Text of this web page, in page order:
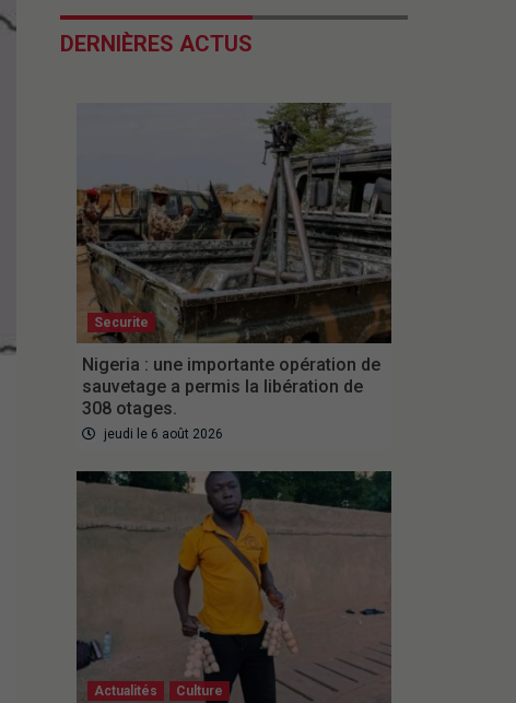
DERNIÈRES ACTUS
Securite
Nigeria : une importante opération de
sauvetage a permis la libération de
308 otages.
jeudi le 6 août 2026
Actualités Culture